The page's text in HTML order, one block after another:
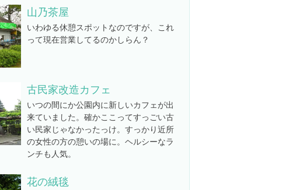
山乃茶屋
いわゆる休憩スポットなのですが、これ
って現在営業してるのかしらん？
古民家改造カフェ
いつの間にか公園内に新しいカフェが出
来ていました。確かここってすっごい古
い民家じゃなかったっけ。すっかり近所
の女性の方の憩いの場に。ヘルシーなラ
ンチも人気。
花の絨毯